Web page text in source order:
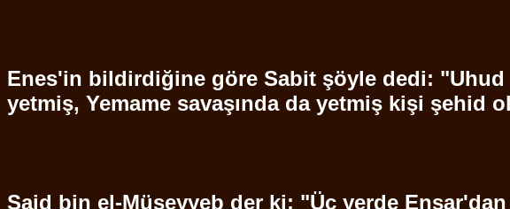
Enes'in bildirdiğine göre Sabit şöyle dedi: "Uhud
yetmiş, Yemame savaşında da yetmiş kişi şehid
Said bin el-Müseyyeb der ki: "Üç yerde Ensar'dan